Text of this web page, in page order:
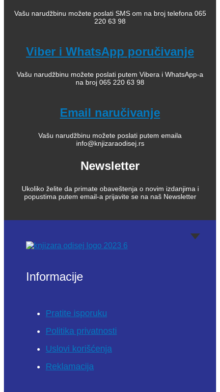
Vašu narudžbinu možete poslati SMS om na broj telefona 065
220 63 98
Viber i WhatsApp poručivanje
Vašu narudžbinu možete poslati putem Vibera i WhatsApp-a
na broj 065 220 63 98
Email naručivanje
Vašu narudžbinu možete poslati putem emaila
info@knjizaraodisej.rs
Newsletter
Ukoliko želite da primate obaveštenja o novim izdanjima i
popustima putem email-a prijavite se na naš Newsletter
Informacije
Pratite isporuku
Politika privatnosti
Uslovi korišćenja
Reklamacija